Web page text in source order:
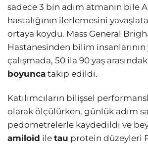
sadece 3 bin adım atmanın bile
hastalığının ilerlemesini
ortaya koydu. Mass General
Hastanesinden bilim
çalışmada, 50 ila 90 yaş
boyunca takip edildi.
Katılımcıların bilişsel
olarak ölçülürken, günlük adım
pedometrelerle kaydedildi ve
amiloid ile tau protein düzeyleri